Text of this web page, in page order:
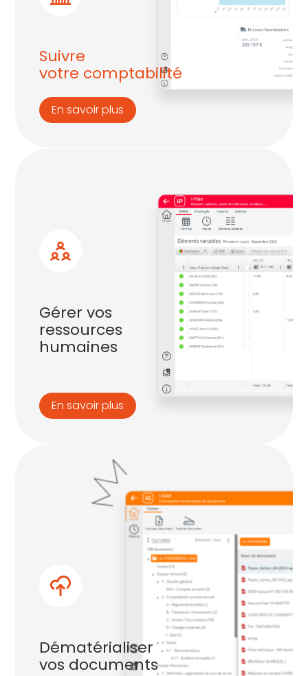
Suivre
votre comptabilité
En savoir plus
Gérer vos
ressources
humaines
En savoir plus
Dématérialiser
vos documents